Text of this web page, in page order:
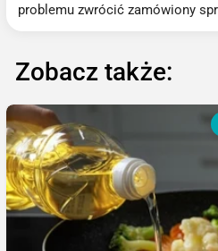
problemu zwrócić zamówiony
Zobacz także: